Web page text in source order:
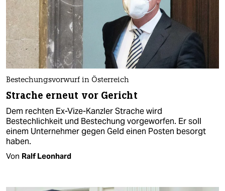
Bestechungsvorwurf in Österreich
Strache erneut vor Gericht
Dem rechten Ex-Vize-Kanzler Strache wird
Bestechlichkeit und Bestechung vorgeworfen. Er soll
einem Unternehmer gegen Geld einen Posten besorgt
haben.
Von Ralf Leonhard